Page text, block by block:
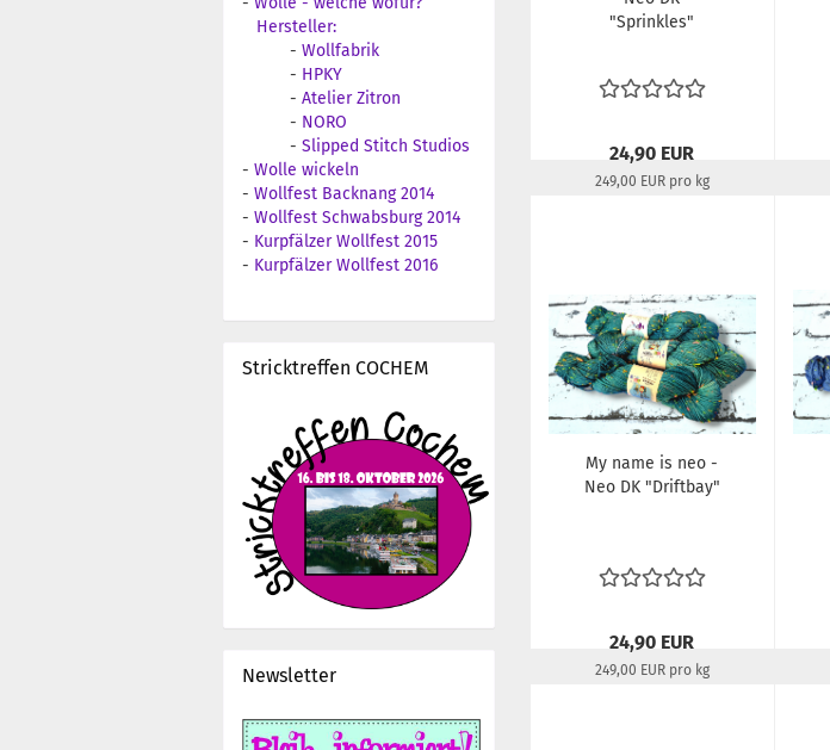
"Sprinkles"
24,90 EUR
249,00 EUR pro kg
My name is neo -
Neo DK "Driftbay"
24,90 EUR
249,00 EUR pro kg
Hersteller:
- Wollfabrik
- HPKY
- Atelier Zitron
- NORO
- Slipped Stitch Studios
- Wolle wickeln
- Wollfest Backnang 2014
- Wollfest Schwabsburg 2014
- Kurpfälzer Wollfest 2015
- Kurpfälzer Wollfest 2016
Stricktreffen COCHEM
Newsletter